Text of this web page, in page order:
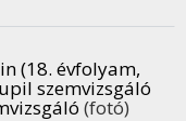
(18. évfolyam,
szemvizsgáló
(fotó)